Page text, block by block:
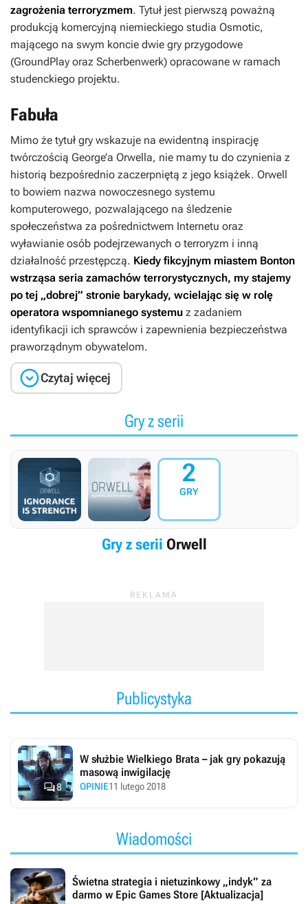
zagrożenia terroryzmem. Tytuł jest pierwszą poważną
produkcją komercyjną niemieckiego studia Osmotic,
mającego na swym koncie dwie gry przygodowe
(GroundPlay oraz Scherbenwerk) opracowane w ramach
studenckiego projektu.
Fabuła
Mimo że tytuł gry wskazuje na ewidentną inspirację
twórczością George’a Orwella, nie mamy tu do czynienia z
historią bezpośrednio zaczerpniętą z jego książek. Orwell
to bowiem nazwa nowoczesnego systemu
komputerowego, pozwalającego na śledzenie
społeczeństwa za pośrednictwem Internetu oraz
wyławianie osób podejrzewanych o terroryzm i inną
działalność przestępczą. Kiedy fikcyjnym miastem Bonton
wstrząsa seria zamachów terrorystycznych, my stajemy
po tej „dobrej” stronie barykady, wcielając się w rolę
operatora wspomnianego systemu z zadaniem
identyfikacji ich sprawców i zapewnienia bezpieczeństwa
praworządnym obywatelom.
Czytaj więcej
Gry z serii
2
GRY
Gry z serii Orwell
Publicystyka
8
W służbie Wielkiego Brata – jak gry pokazują
masową inwigilację
OPINIE11 lutego 2018
Wiadomości
Świetna strategia i nietuzinkowy „indyk” za
darmo w Epic Games Store [Aktualizacja]